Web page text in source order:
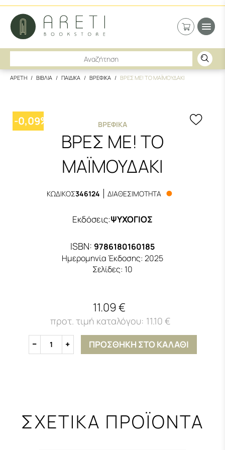
ΑΡΕΤΗ ΒΙΒΛΙΑ ΠΑΙΔΙΚΑ ΒΡΕΦΙΚΑ ΒΡΕΣ ΜΕ! ΤΟ ΜΑΪΜΟΥΔΑΚΙ
-0,09% ΒΡΕΦΙΚΆ
ΒΡΕΣ ΜΕ! ΤΟ
ΜΑΪΜΟΥΔΑΚΙ
ΚΩΔΙΚΟΣ346124 ΔΙΑΘΕΣΙΜΟΤΗΤΑ
Εκδόσεις:ΨΥΧΟΓΙΟΣ
ISBN: 9786180160185
Ημερομηνία Έκδοσης: 2025
Σελίδες: 10
11.09 €
11.10 €
1 ΠΡΟΣΘΗΚΗ ΣΤΟ ΚΑΛΑΘΙ
ΣΧΕΤΙΚΑ ΠΡΟΪΟΝΤΑ